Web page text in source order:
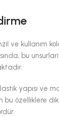
ve kullanım
bu
yapısı ve
bu özelliklere